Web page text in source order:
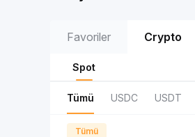
Favoriler Crypto
Spot
Tümü USDC USDT
Tümü